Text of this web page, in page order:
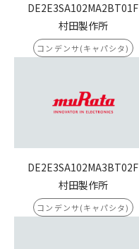
DE2E3SA102MA2BT01F
村田製作所
コンデンサ(キャパシタ)
DE2E3SA102MA3BT02F
村田製作所
コンデンサ(キャパシタ)